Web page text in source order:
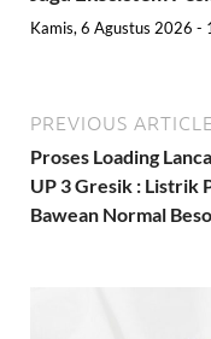
Kamis, 6 Agustus 2026 -
PREVIOUS ARTICLE
Proses Loading
UP 3 Gresik : Listrik
Bawean Normal